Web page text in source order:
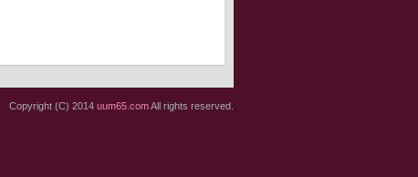
Copyright (C) 2014 uum65.comAll rights reserved.